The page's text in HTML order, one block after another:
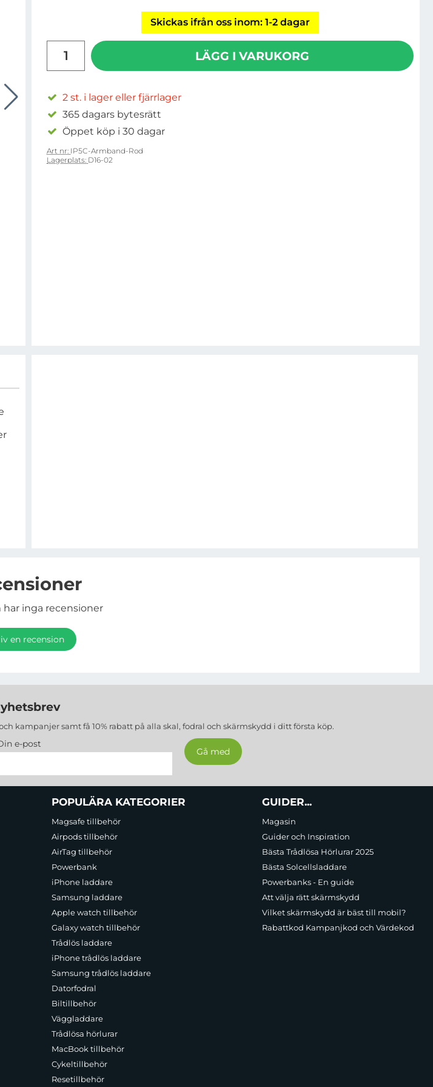
Skickas ifrån oss inom: 1-2 dagar
LÄGG I VARUKORG
2 st. i lager eller fjärrlager
365 dagars bytesrätt
Öppet köp i 30 dagar
Art nr: IP5C-Armband-Rod
Lagerplats: D16-02
inga recensioner
en recension
kampanjer samt få 10% rabatt på alla skal, fodral och skärmskydd i ditt första köp.
e-post
POPULÄRA KATEGORIER
Magsafe tillbehör
Airpods tillbehör
AirTag tillbehör
Powerbank
iPhone laddare
Samsung laddare
Apple watch tillbehör
Galaxy watch tillbehör
Trådlös laddare
iPhone trådlös laddare
Samsung trådlös laddare
Datorfodral
Biltillbehör
Väggladdare
Trådlösa hörlurar
MacBook tillbehör
Cykeltillbehör
Resetillbehör
GUIDER...
Magasin
Guider och Inspiration
Bästa Trådlösa Hörlurar 2025
Bästa Solcellsladdare
Powerbanks - En guide
Att välja rätt skärmskydd
Vilket skärmskydd är bäst till mobil?
Rabattkod Kampanjkod och Värdekod